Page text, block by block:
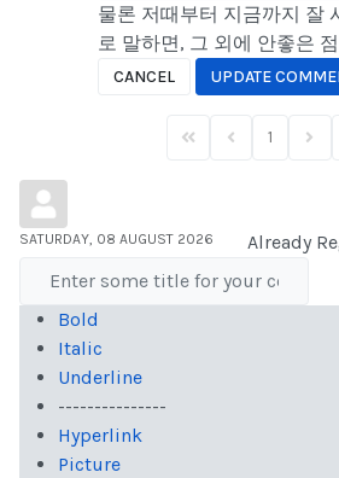
물론 저때부터 지금까지 잘
로 말하면, 그 외에 안좋은
CANCEL UPDATE
First PagePrevious Page
1 Next
Already
SATURDAY, 08 AUGUST 2026
Bold
Italic
Underline
---------------
Hyperlink
Picture